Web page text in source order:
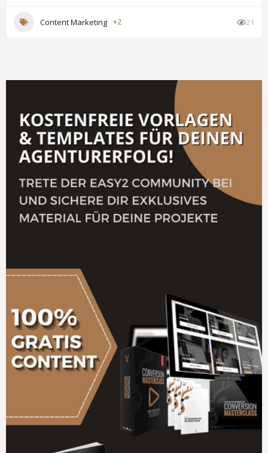
Content Marketing +2 21